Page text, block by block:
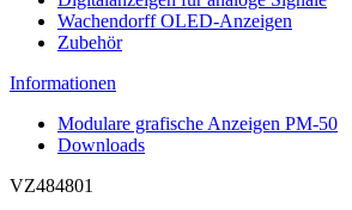
Wachendorff OLED-Anzeigen
Zubehör
Informationen
Modulare grafische Anzeigen PM-50
Downloads
VZ484801